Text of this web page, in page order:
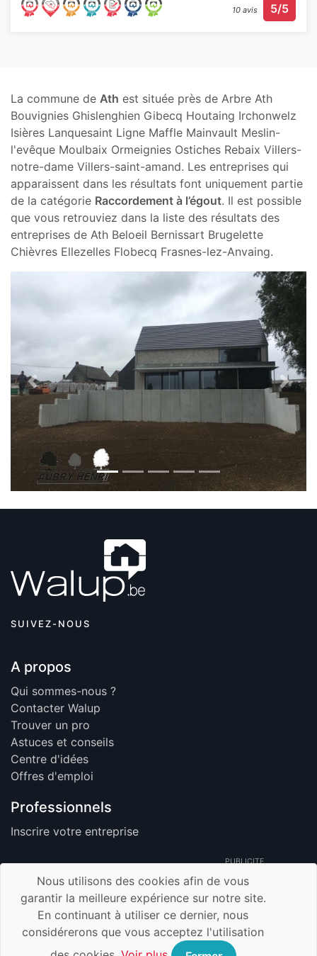
10 avis 5/5
La commune de Ath est située près de Arbre Ath
Bouvignies Ghislenghien Gibecq Houtaing Irchonwelz
Isières Lanquesaint Ligne Maffle Mainvault Meslin-
l'evêque Moulbaix Ormeignies Ostiches Rebaix Villers-
notre-dame Villers-saint-amand. Les entreprises qui
apparaissent dans les résultats font uniquement partie
de la catégorie Raccordement à l’égout. Il est possible
que vous retrouviez dans la liste des résultats des
entreprises de Ath Beloeil Bernissart Brugelette
Chièvres Ellezelles Flobecq Frasnes-lez-Anvaing.
Previous Next
SUIVEZ-NOUS
A propos
Qui sommes-nous ?
Contacter Walup
Trouver un pro
Astuces et conseils
Centre d'idées
Offres d'emploi
Professionnels
Inscrire votre entreprise
PUBLICITE
© 2026 Walup.be - Tous Droits Réservés -
Membre de TrustUp.be
Mentions légales
Nous utilisons des cookies afin de vous
garantir la meilleure expérience sur notre site.
En continuant à utiliser ce dernier, nous
considérerons que vous acceptez l'utilisation